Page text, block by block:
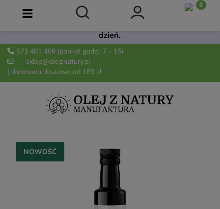
Już dostępna! 🫒 Łagodna oliwa Extra Virgin z
dzień.
571 481 409 (pon-pt godz.: 7 - 15)
sklep@olejznatury.pl
| darmowa dostawa od 189 zł
NOWOŚĆ